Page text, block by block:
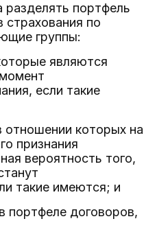
разделять портфель
по
группы:
являются
если такие
отношении которых на
признания
вероятность того,
такие имеются; и
портфеле договоров,